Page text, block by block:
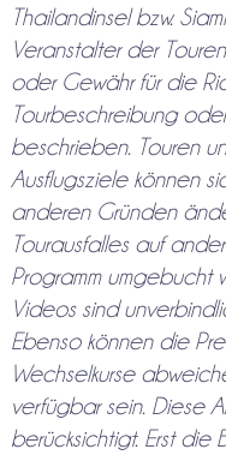
Thailandinsel bzw.
Veranstalter der
oder Gewähr für die
Tourbeschreibung
beschrieben. Touren
Ausflugsziele können
anderen Gründen
Tourausfalles auf
Programm umgebucht
Videos sind
Ebenso können die
Wechselkurse
verfügbar sein. Diese
berücksichtigt. Erst die